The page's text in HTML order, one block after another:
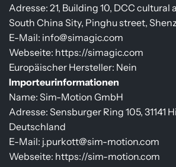
Adresse: 21, Building 10, DCC cultural
South China Sity, Pinghu street,
E-Mail: info@simagic.com
Webseite: https://simagic.com
Europäischer Hersteller: Nein
Importeurinformationen
Name: Sim-Motion GmbH
Adresse: Sensburger Ring 105, 31141
Deutschland
E-Mail: j.purkott@sim-motion.com
Webseite: https://sim-motion.com